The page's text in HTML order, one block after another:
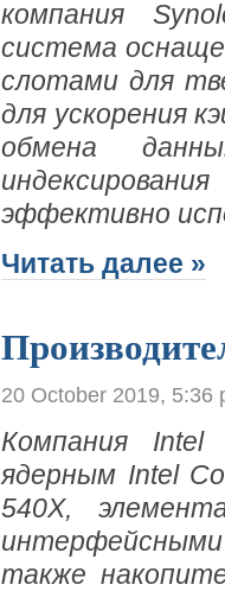
компания
система
слотами для
для ускорения
обмена
эффективно
Читать далее »
20 October 2019, 5:36
Компания
ядерным Intel
540X,
также